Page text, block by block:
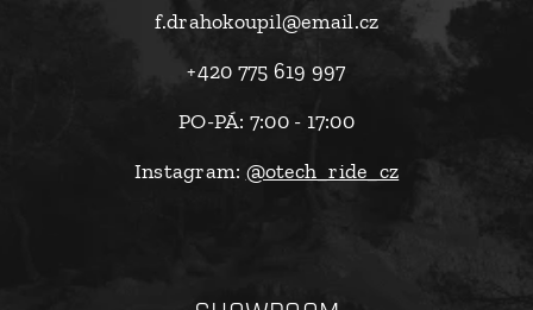
f.drahokoupil@email.cz
+420 775 619 997
PO-PÁ: 7:00 - 17:00
Instagram: @otech_ride_cz